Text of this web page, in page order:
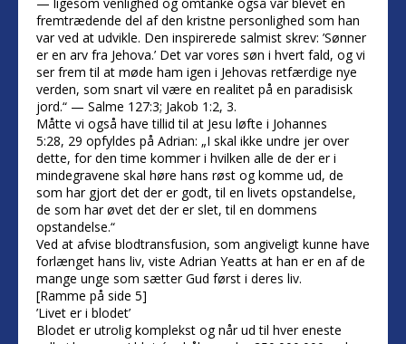
fremtrædende del af den kristne personlighed som han
var ved at udvikle. Den inspirerede salmist skrev: ’Sønner
er en arv fra Jehova.’ Det var vores søn i hvert fald, og vi
ser frem til at møde ham igen i Jehovas retfærdige nye
verden, som snart vil være en realitet på en paradisisk
jord.“ — Salme 127:3; Jakob 1:2, 3.
Måtte vi også have tillid til at Jesu løfte i Johannes
5:28, 29 opfyldes på Adrian: „I skal ikke undre jer over
dette, for den time kommer i hvilken alle de der er i
mindegravene skal høre hans røst og komme ud, de
som har gjort det der er godt, til en livets opstandelse,
de som har øvet det der er slet, til en dommens
opstandelse.“
Ved at afvise blodtransfusion, som angiveligt kunne have
forlænget hans liv, viste Adrian Yeatts at han er en af de
mange unge som sætter Gud først i deres liv.
[Ramme på side 5]
’Livet er i blodet’
Blodet er utrolig komplekst og når ud til hver eneste